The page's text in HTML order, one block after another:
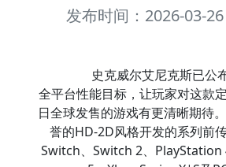
发布时间：2026-03-
史克威尔艾尼克斯已公布
全平台性能目标，让玩家对这款
日全球发售的游戏有更清晰期待
誉的HD-2D风格开发的系列前
Switch、Switch 2、PlayStation